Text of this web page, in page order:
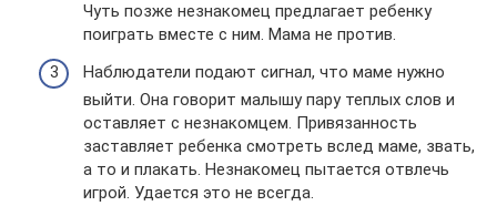
Чуть позже незнакомец предлагает ребенку
поиграть вместе с ним. Мама не против.
Наблюдатели подают сигнал, что маме нужно
выйти. Она говорит малышу пару теплых слов и
оставляет с незнакомцем. Привязанность
заставляет ребенка смотреть вслед маме, звать,
а то и плакать. Незнакомец пытается отвлечь
игрой. Удается это не всегда.